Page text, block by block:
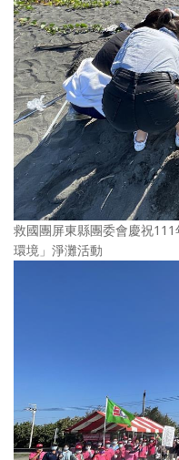
救國團屏東縣團委會慶祝
環境」淨灘活動